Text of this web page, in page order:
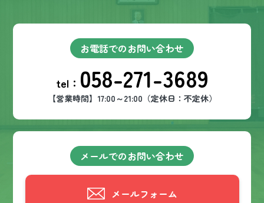
お電話でのお問い合わせ
tel： 058-271-3689
【営業時間】17:00～21:00（定休日：不定休）
メールでのお問い合わせ
メールフォーム